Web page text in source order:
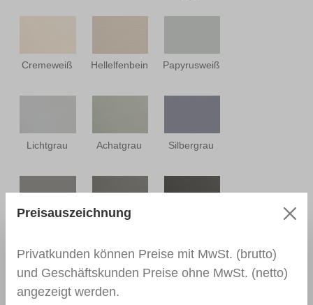
Cremeweiß Hellelfenbein Papyrusweiß
Lichtgrau Achatgrau Silbergrau
Preisauszeichnung
Privatkunden können Preise mit MwSt. (brutto)
und Geschäftskunden Preise ohne MwSt. (netto)
angezeigt werden.